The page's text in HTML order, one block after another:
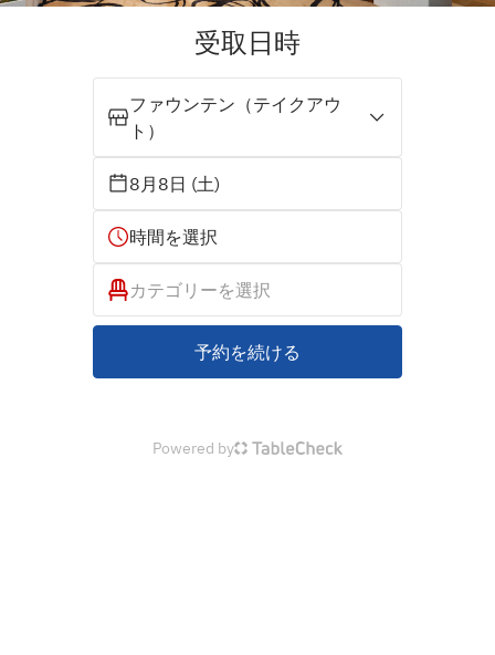
受取日時
ファウンテン（テイクアウ
ト）
8月8日 (土)
時間を選択
カテゴリーを選択
予約を続ける
Powered by